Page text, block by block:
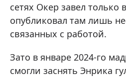
сетях Окер завел только
опубликовал там лишь
связанных с работой.
Зато в январе 2024-го
смогли заснять Энрика